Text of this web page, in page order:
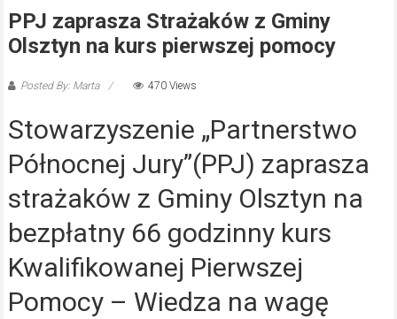
PPJ zaprasza Strażaków z Gminy
Olsztyn na kurs pierwszej pomocy
Posted By: Marta 470 Views
Stowarzyszenie „Partnerstwo
Północnej Jury”(PPJ) zaprasza
strażaków z Gminy Olsztyn na
bezpłatny 66 godzinny kurs
Kwalifikowanej Pierwszej
Pomocy – Wiedza na wagę